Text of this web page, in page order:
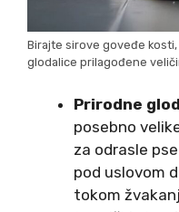
Birajte sirove goveđe
glodalice prilagođene
Prirodne
posebno
za odrasle
pod uslovom
tokom